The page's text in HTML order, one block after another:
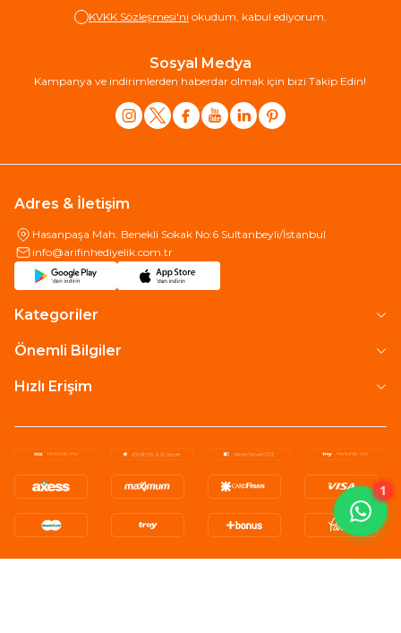
1
KVKK Sözleşmesi'ni okudum, kabul ediyorum.
Sosyal Medya
Kampanya ve indirimlerden haberdar olmak için bizi Takip Edin!
Adres & İletişim
Hasanpaşa Mah. Benekli Sokak No:6 Sultanbeyli/İstanbul
info@arifinhediyelik.com.tr
Kategoriler
Önemli Bilgiler
Hızlı Erişim